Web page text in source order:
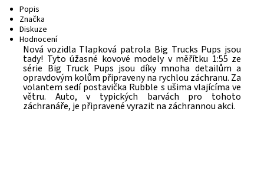
Popis
Značka
Diskuze
Hodnocení
Nová vozidla Tlapková patrola Big Trucks Pups jsou
tady! Tyto úžasné kovové modely v měřítku 1:55 ze
série Big Truck Pups jsou díky mnoha detailům a
opravdovým kolům připraveny na rychlou záchranu. Za
volantem sedí postavička Rubble s ušima vlajícíma ve
větru. Auto, v typických barvách pro tohoto
záchranáře, je připravené vyrazit na záchrannou akci.